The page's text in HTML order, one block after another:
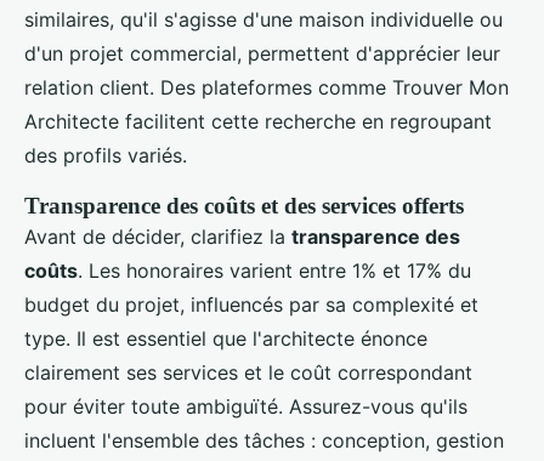
similaires, qu'il s'agisse d'une maison individuelle ou
d'un projet commercial, permettent d'apprécier leur
relation client. Des plateformes comme Trouver Mon
Architecte facilitent cette recherche en regroupant
des profils variés.
Transparence des coûts et des services offerts
Avant de décider, clarifiez la transparence des
coûts. Les honoraires varient entre 1% et 17% du
budget du projet, influencés par sa complexité et
type. Il est essentiel que l'architecte énonce
clairement ses services et le coût correspondant
pour éviter toute ambiguïté. Assurez-vous qu'ils
incluent l'ensemble des tâches : conception, gestion